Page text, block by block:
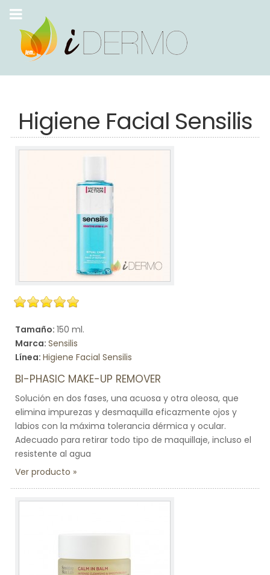
Higiene Facial Sensilis
Tamaño: 150 ml.
Marca: Sensilis
Línea: Higiene Facial Sensilis
BI-PHASIC MAKE-UP REMOVER
Solución en dos fases, una acuosa y otra oleosa, que
elimina impurezas y desmaquilla eficazmente ojos y
labios con la máxima tolerancia dérmica y ocular.
Adecuado para retirar todo tipo de maquillaje, incluso el
resistente al agua
Ver producto